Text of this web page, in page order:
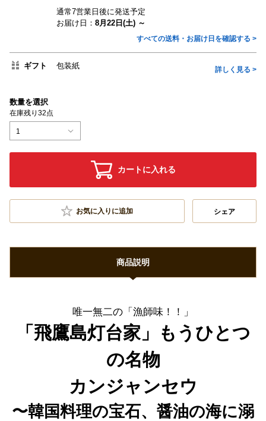
通常7営業日後に発送予定
お届け日： 8月22日(土) ～
すべての送料・お届け日を確認する >
ギフト 包装紙 詳しく見る >
数量を選択
在庫残り32点
1
カートに入れる
お気に入りに追加 シェア
商品説明
唯一無二の「漁師味！！」
「飛鷹島灯台家」もうひとつ
の名物
カンジャンセウ
〜韓国料理の宝石、醤油の海に溺